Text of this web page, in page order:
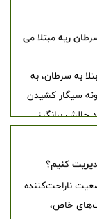
کنید.
ریه مبتلا می
به سرطان، به
سیگار کشیدن
چالش برانگیز
می شوند؟
کنیم؟
ناراحت‌کننده
خاص،